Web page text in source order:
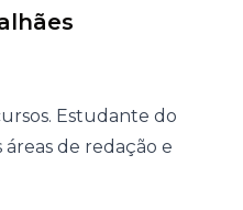
Estudante do
de redação e